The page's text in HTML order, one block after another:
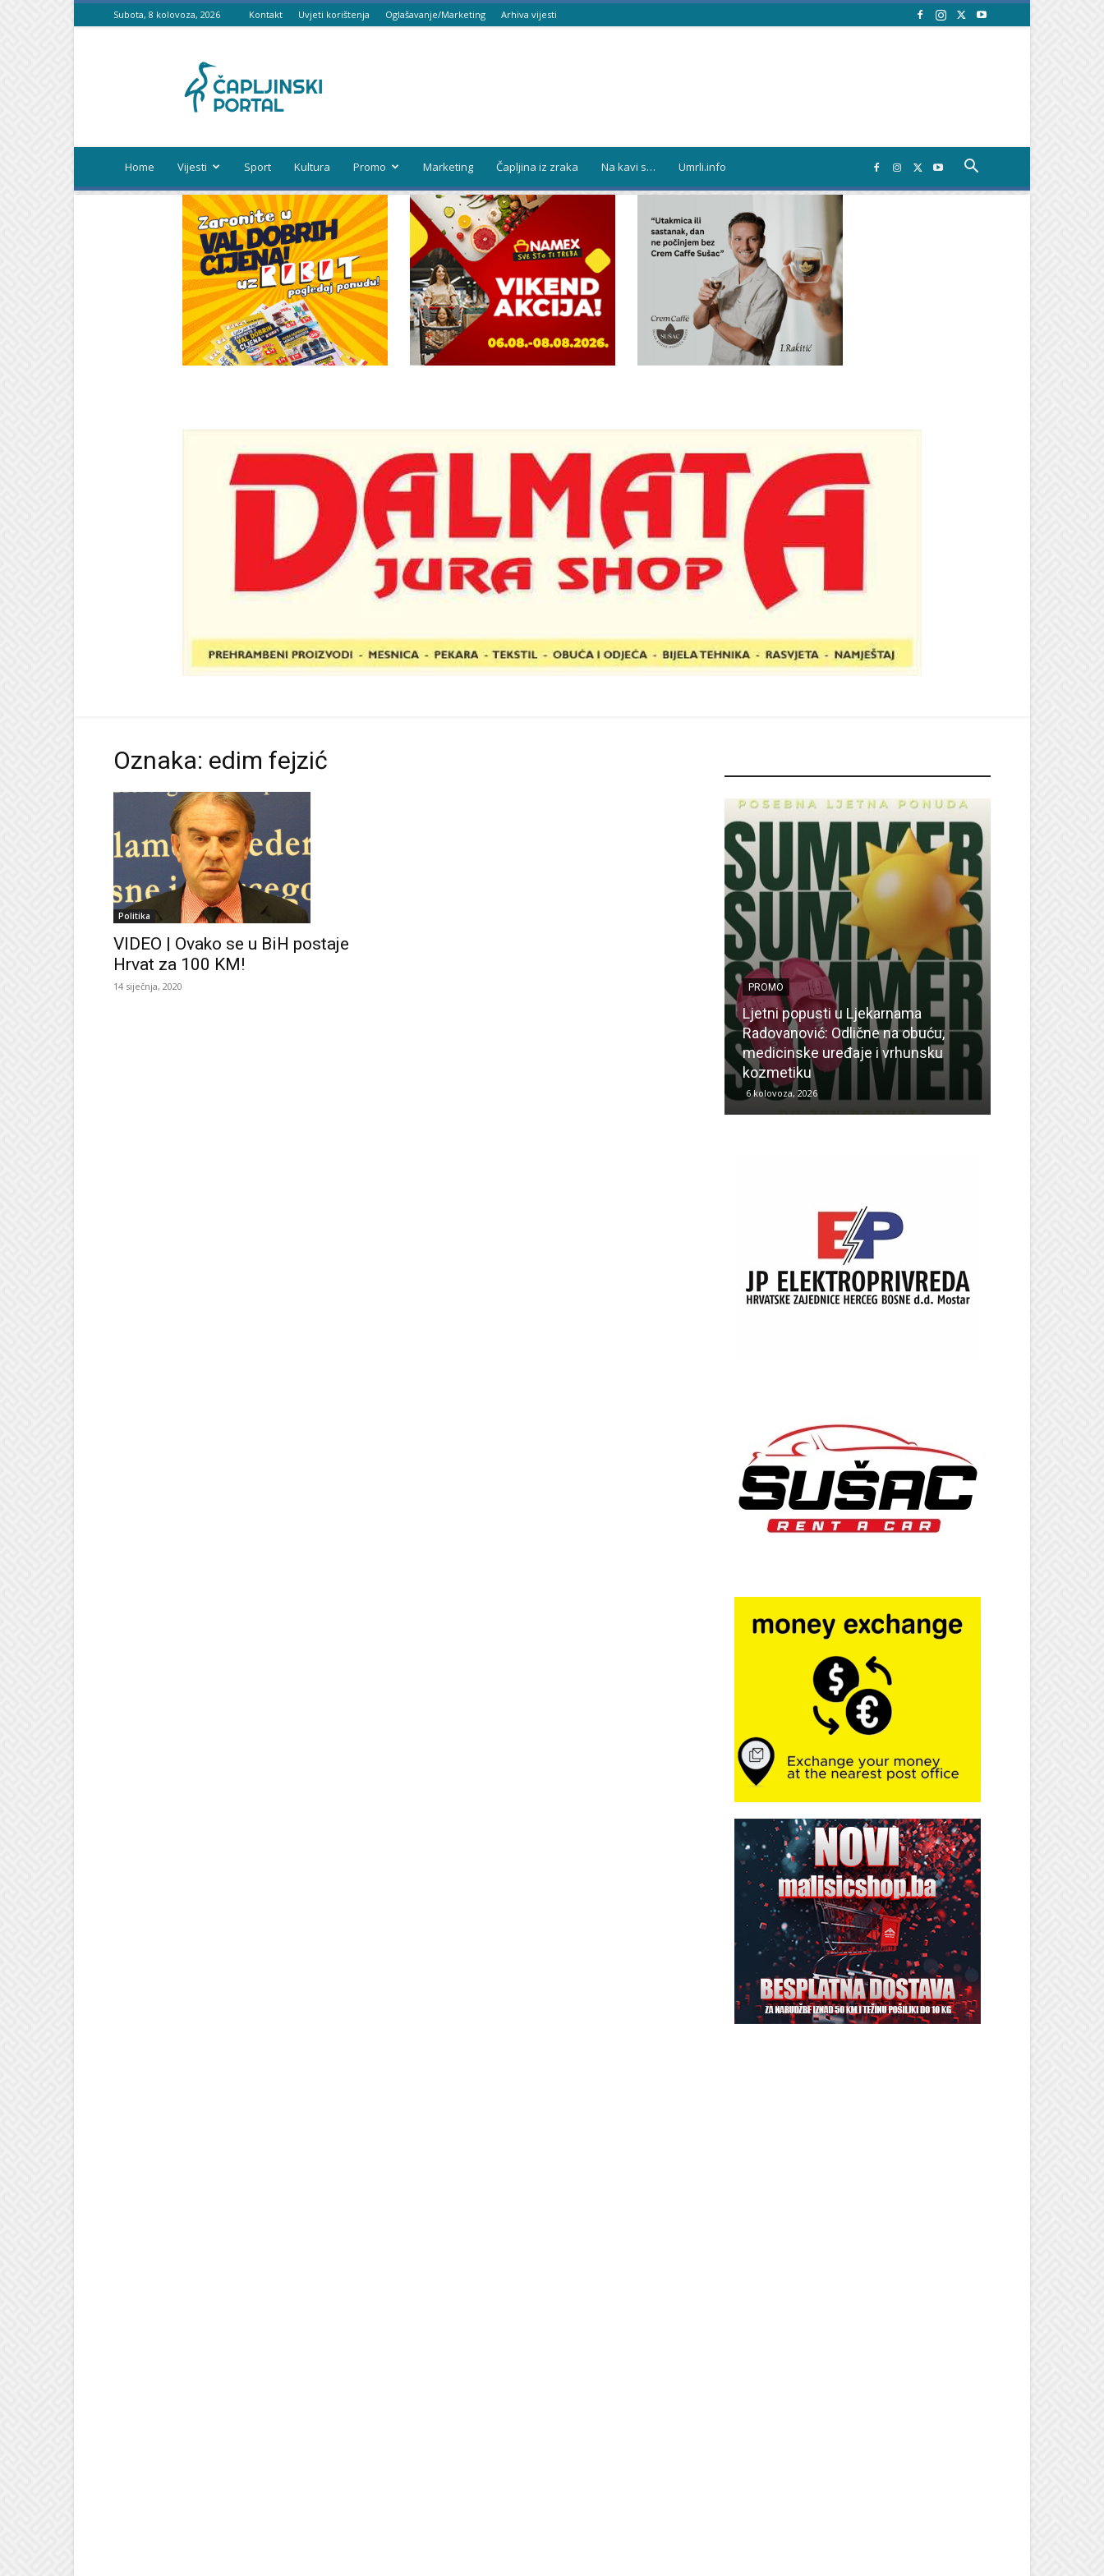
Subota, 8 kolovoza, 2026 Kontakt Uvjeti korištenja Oglašavanje/Marketing Arhiva vijesti
portal
Home Vijesti Sport Kultura Promo Marketing Čapljina iz zraka Na kavi s… Umrli.info
Oznaka: edim fejzić
Politika
VIDEO | Ovako se u BiH postaje
Hrvat za 100 KM!
14 siječnja, 2020 PROMO
Ljetni popusti u Ljekarnama
Radovanović: Odlične na obuću,
medicinske uređaje i vrhunsku
kozmetiku
6 kolovoza, 2026